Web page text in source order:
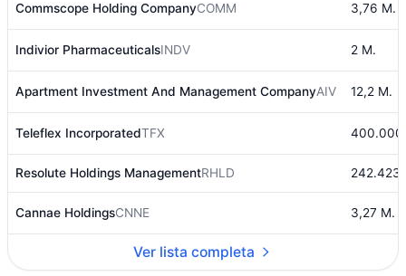
Commscope Holding CompanyCOMM 3,76 M.
Indivior PharmaceuticalsINDV 2 M.
Apartment Investment And Management CompanyAIV 12,2 M.
Teleflex IncorporatedTFX 400.000
Resolute Holdings ManagementRHLD 242.423
Cannae HoldingsCNNE 3,27 M.
Ver lista completa